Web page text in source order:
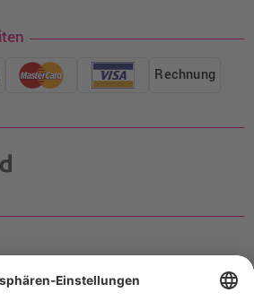
Rechnung
Deutschlands. Befindet sich ein Warenwert